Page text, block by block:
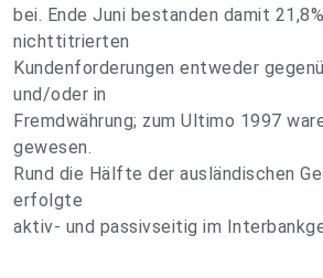
bei. Ende Juni bestanden damit
nichttitrierten
Kundenforderungen entweder
und/oder in
Fremdwährung; zum Ultimo 1997
gewesen.
Rund die Hälfte der ausländischen
erfolgte
aktiv- und passivseitig im